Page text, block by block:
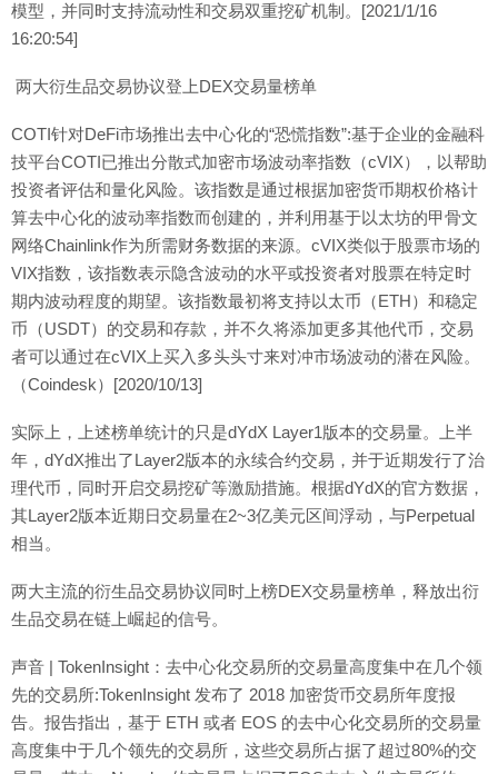
模型，并同时支持流动性和交易双重挖矿机制。[2021/1/16
16:20:54]
两大衍生品交易协议登上DEX交易量榜单
COTI针对DeFi市场推出去中心化的“恐慌指数”:基于企业的金融科
技平台COTI已推出分散式加密市场波动率指数（cVIX），以帮助
投资者评估和量化风险。该指数是通过根据加密货币期权价格计
算去中心化的波动率指数而创建的，并利用基于以太坊的甲骨文
网络Chainlink作为所需财务数据的来源。cVIX类似于股票市场的
VIX指数，该指数表示隐含波动的水平或投资者对股票在特定时
期内波动程度的期望。该指数最初将支持以太币（ETH）和稳定
币（USDT）的交易和存款，并不久将添加更多其他代币，交易
者可以通过在cVIX上买入多头头寸来对冲市场波动的潜在风险。
（Coindesk）[2020/10/13]
实际上，上述榜单统计的只是dYdX Layer1版本的交易量。上半
年，dYdX推出了Layer2版本的永续合约交易，并于近期发行了治
理代币，同时开启交易挖矿等激励措施。根据dYdX的官方数据，
其Layer2版本近期日交易量在2~3亿美元区间浮动，与Perpetual
相当。
两大主流的衍生品交易协议同时上榜DEX交易量榜单，释放出衍
生品交易在链上崛起的信号。
声音 | TokenInsight：去中心化交易所的交易量高度集中在几个领
先的交易所:TokenInsight 发布了 2018 加密货币交易所年度报
告。报告指出，基于 ETH 或者 EOS 的去中心化交易所的交易量
高度集中于几个领先的交易所，这些交易所占据了超过80%的交